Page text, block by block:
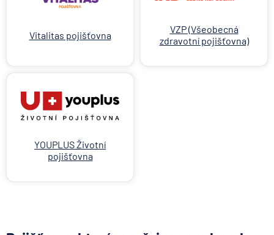
Vitalitas pojišťovna
VZP (Všeobecná
zdravotní pojišťovna)
YOUPLUS Životní
pojišťovna